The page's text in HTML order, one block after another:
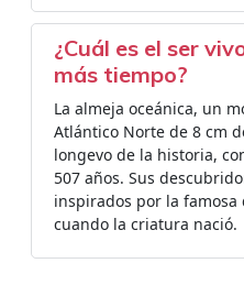
¿Cuál es el ser
más tiempo?
La almeja oceánica, un
Atlántico Norte de 8 cm
longevo de la historia,
507 años. Sus
inspirados por la
cuando la criatura nació.